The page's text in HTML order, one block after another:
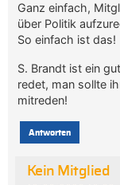
Ganz einfach,
über Politik
So einfach ist das!
S. Brandt ist ein
redet, man sollte
mitreden!
Antworten
Kein Mitglied